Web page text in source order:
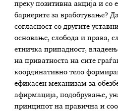
преку позитивна акција и
бариерите за вработување?
согласност со другите
основање, слобода и права,
етничка припадност,
на приватноста на сите
координативно тело
ефикасен механизам за
афирмација, подобрување,
принципот на правична и